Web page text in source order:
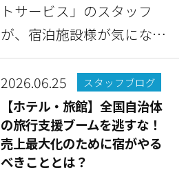
トサービス」のスタッフ
が、宿泊施設様が気になっ
ている情報や豆知識な...
2026.06.25
スタッフブログ
【ホテル・旅館】全国自治体
の旅行支援ブームを逃すな！
売上最大化のために宿がやる
べきこととは？